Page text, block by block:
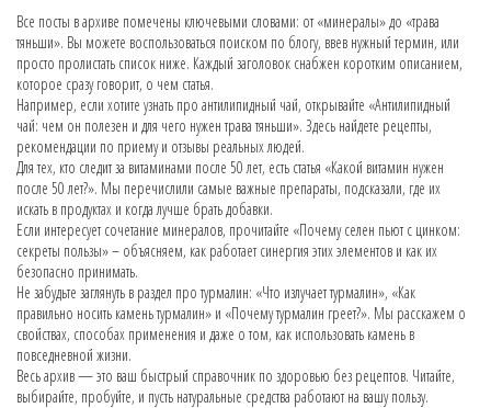
Все посты в архиве помечены ключевыми словами: от «минералы» до «трава
тяньши». Вы можете воспользоваться поиском по блогу, ввев нужный термин, или
просто пролистать список ниже. Каждый заголовок снабжен коротким описанием,
которое сразу говорит, о чем статья.
Например, если хотите узнать про антилипидный чай, открывайте «Антилипидный
чай: чем он полезен и для чего нужен трава тяньши». Здесь найдете рецепты,
рекомендации по приему и отзывы реальных людей.
Для тех, кто следит за витаминами после 50 лет, есть статья «Какой витамин нужен
после 50 лет?». Мы перечислили самые важные препараты, подсказали, где их
искать в продуктах и когда лучше брать добавки.
Если интересует сочетание минералов, прочитайте «Почему селен пьют с цинком:
секреты пользы» – объясняем, как работает синергия этих элементов и как их
безопасно принимать.
Не забудьте заглянуть в раздел про турмалин: «Что излучает турмалин», «Как
правильно носить камень турмалин» и «Почему турмалин греет?». Мы расскажем о
свойствах, способах применения и даже о том, как использовать камень в
повседневной жизни.
Весь архив — это ваш быстрый справочник по здоровью без рецептов. Читайте,
выбирайте, пробуйте, и пусть натуральные средства работают на вашу пользу.